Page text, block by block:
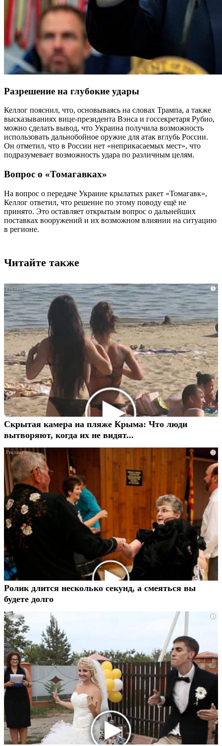
Разрешение на глубокие удары
Келлог пояснил, что, основываясь на словах Трампа, а также
высказываниях вице-президента Вэнса и госсекретаря Рубио,
можно сделать вывод, что Украина получила возможность
использовать дальнобойное оружие для атак вглубь России.
Он отметил, что в России нет «неприкасаемых мест», что
подразумевает возможность удара по различным целям.
Вопрос о «Томагавках»
На вопрос о передаче Украине крылатых ракет «Томагавк»,
Келлог ответил, что решение по этому поводу ещё не
принято. Это оставляет открытым вопрос о дальнейших
поставках вооружений и их возможном влиянии на ситуацию
в регионе.
Читайте также
i
Скрытая камера на пляже Крыма: Что люди
вытворяют, когда их не видят...
i
Ролик длится несколько секунд, а смеяться вы
будете долго
i